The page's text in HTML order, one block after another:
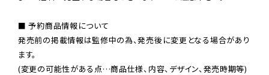
■ 予約商品情報について
発売前の掲載情報は監修中の為、発売後に変更となる場合があり
ます。
(変更の可能性がある点…商品仕様、内容、デザイン、発売時期等)